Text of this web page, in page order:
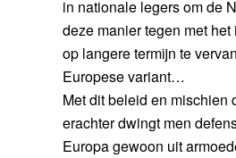
in nationale legers om de
deze manier tegen met
op langere termijn te
Europese variant…
Met dit beleid en mischien
erachter dwingt men
Europa gewoon uit